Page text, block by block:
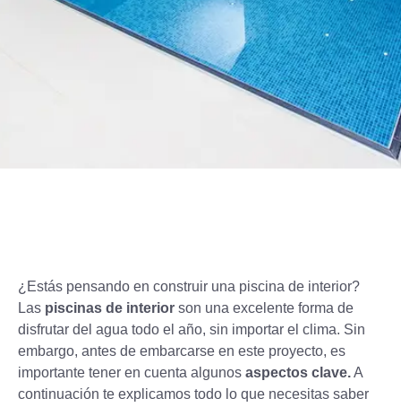
¿Estás pensando en construir una piscina de interior?
Las piscinas de interior son una excelente forma de
disfrutar del agua todo el año, sin importar el clima. Sin
embargo, antes de embarcarse en este proyecto, es
importante tener en cuenta algunos aspectos clave.A
continuación te explicamos todo lo que necesitas saber